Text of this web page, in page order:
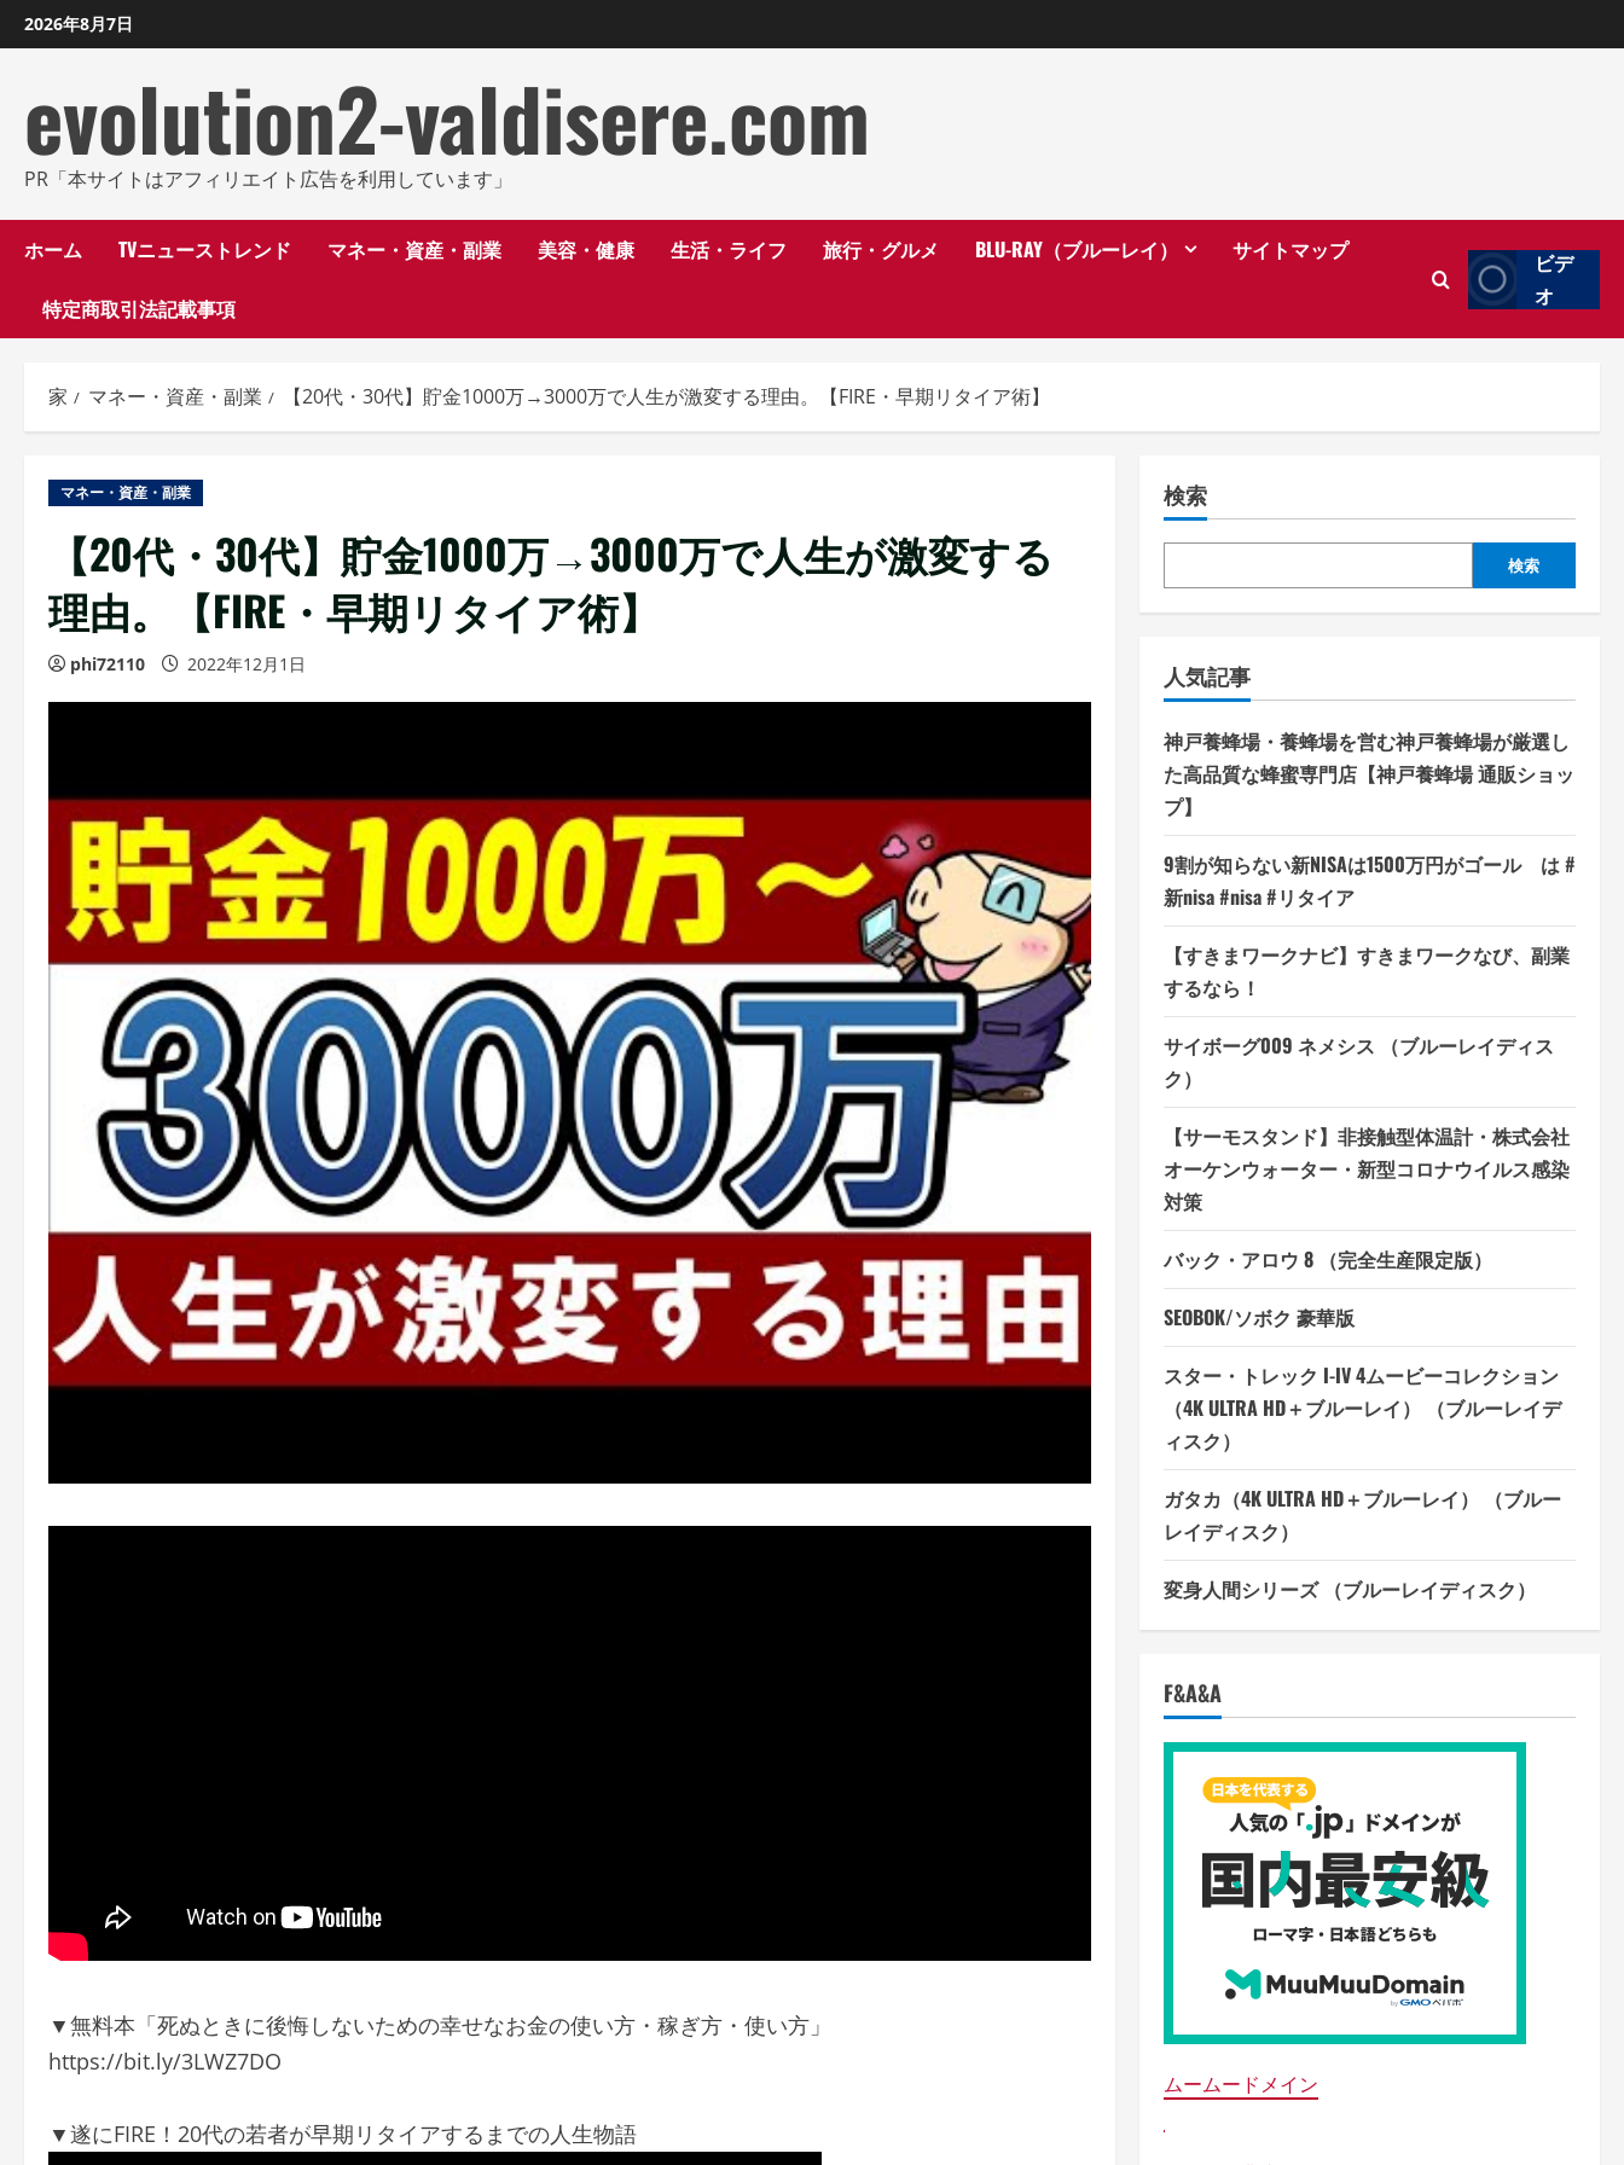
ン
し
2026年8月7日
evolution2-valdisere.com
PR「本サイトはアフィリエイト広告を利用しています」
ホーム TVニューストレンド マネー・資産・副業 美容・健康 生活・ライフ 旅行・グルメ BLU-RAY（ブルーレイ） サイトマップ
特定商取引法記載事項
ビデ
オ
家 マネー・資産・副業 【20代・30代】貯金1000万→3000万で人生が激変する理由。【FIRE・早期リタイア術】
マネー・資産・副業
【20代・30代】貯金1000万→3000万で人生が激変する
理由。【FIRE・早期リタイア術】
phi72110 2022年12月1日
▼無料本「死ぬときに後悔しないための幸せなお金の使い方・稼ぎ方・使い方」
https://bit.ly/3LWZ7DO
▼遂にFIRE！20代の若者が早期リタイアするまでの人生物語
検索
検索
人気記事
神戸養蜂場・養蜂場を営む神戸養蜂場が厳選し
た高品質な蜂蜜専門店【神戸養蜂場 通販ショッ
プ】
9割が知らない新NISAは1500万円がゴール は #
新nisa #nisa #リタイア
【すきまワークナビ】すきまワークなび、副業
するなら！
サイボーグ009 ネメシス （ブルーレイディス
ク）
【サーモスタンド】非接触型体温計・株式会社
オーケンウォーター・新型コロナウイルス感染
対策
バック・アロウ 8 （完全生産限定版）
SEOBOK/ソボク 豪華版
スター・トレック I-IV 4ムービーコレクション
（4K ULTRA HD＋ブルーレイ） （ブルーレイデ
ィスク）
ガタカ（4K ULTRA HD＋ブルーレイ） （ブルー
レイディスク）
変身人間シリーズ （ブルーレイディスク）
F&A&A
ムームードメイン